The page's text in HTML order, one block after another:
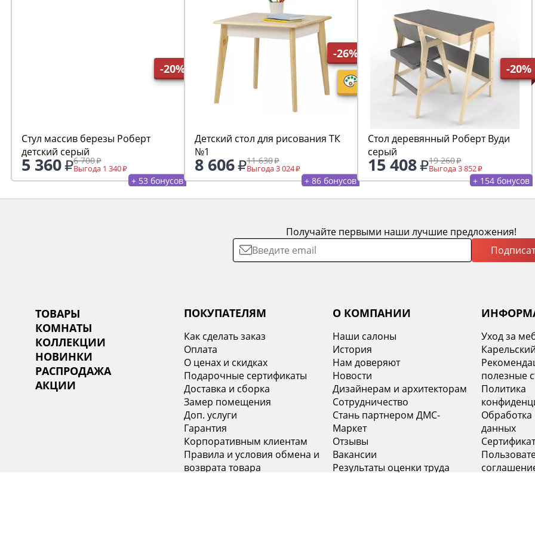
-20%
Стул массив березы Роберт
детский серый
5 360 6 700
Выгода 1 340
+ 53 бонусов
-26%
Детский стол для рисования ТК
№1
8 606 11 630
Выгода 3 024
+ 86 бонусов
-20%
Стол деревянный Роберт Вуди
серый
15 408 19 260
Выгода 3 852
+ 154 бонусов
Получайте первыми наши лучшие предложения!
ТОВАРЫ
КОМНАТЫ
КОЛЛЕКЦИИ
НОВИНКИ
РАСПРОДАЖА
АКЦИИ
ПОКУПАТЕЛЯМ
Как сделать заказ
Оплата
О ценах и скидках
Подарочные сертификаты
Доставка и сборка
Замер помещения
Доп. услуги
Гарантия
Корпоративным клиентам
Правила и условия обмена и
возврата товара
О КОМПАНИИ
Наши салоны
История
Нам доверяют
Новости
Дизайнерам и архитекторам
Сотрудничество
Стань партнером ДМС-
Маркет
Отзывы
Вакансии
Результаты оценки труда
Уход за
полезные
Политика
данных